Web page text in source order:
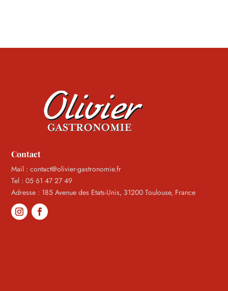
Contact
Mail : contact@olivier-gastronomie.fr
Tel : 05 61 47 27 49
Adresse : 185 Avenue des Etats-Unis, 31200 Toulouse, France